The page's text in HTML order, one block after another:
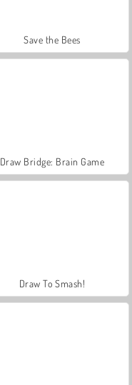
Save the Bees
Draw Bridge: Brain Game
Draw To Smash!